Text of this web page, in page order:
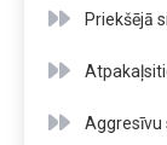
Priekšējā
Aggresīvu